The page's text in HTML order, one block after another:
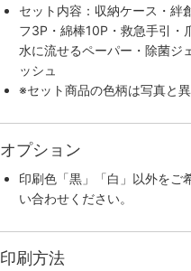
セット内容：収納ケース・絆
フ3P・綿棒10P・救急手引・
水に流せるペーパー・除菌ジ
ッシュ
※セット商品の色柄は写真と
オプション
印刷色「黒」「白」以外をご
い合わせください。
印刷方法